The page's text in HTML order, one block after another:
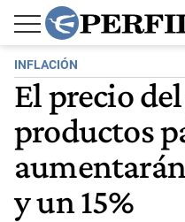
INFLACIÓN
El precio
productos
y un 15%